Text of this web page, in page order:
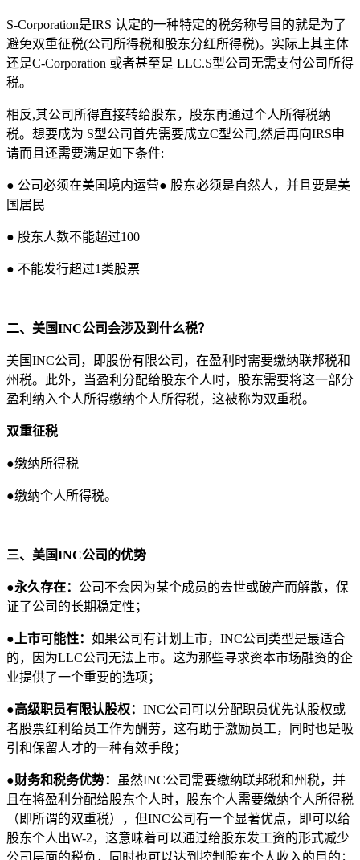
S-Corporation是IRS 认定的一种特定的税务称号目的就是为了
避免双重征税(公司所得税和股东分红所得税)。实际上其主体
还是C-Corporation 或者甚至是 LLC.S型公司无需支付公司所得
税。
相反,其公司所得直接转给股东，股东再通过个人所得税纳
税。想要成为 S型公司首先需要成立C型公司,然后再向IRS申
请而且还需要满足如下条件:
● 公司必须在美国境内运营● 股东必须是自然人，并且要是美
国居民
● 股东人数不能超过100
● 不能发行超过1类股票
二、美国INC公司会涉及到什么税？
美国INC公司，即股份有限公司，在盈利时需要缴纳联邦税和
州税。此外，当盈利分配给股东个人时，股东需要将这一部分
盈利纳入个人所得缴纳个人所得税，这被称为双重税。
双重征税
●缴纳所得税
●缴纳个人所得税。
三、美国INC公司的优势
●永久存在‌： 公司不会因为某个成员的去世或破产而解散，保
证了公司的长期稳定性‌；
●上市可能性‌： 如果公司有计划上市，INC公司类型是最适合
的，因为LLC公司无法上市。这为那些寻求资本市场融资的企
业提供了一个重要的选项‌；
●高级职员有限认股权‌： INC公司可以分配职员优先认股权或
者股票红利给员工作为酬劳，这有助于激励员工，同时也是吸
引和保留人才的一种有效手段‌；
●财务和税务优势‌：
虽然INC公司需要缴纳联邦税和州税，并
且在将盈利分配给股东个人时，股东个人需要缴纳个人所得税
（即所谓的双重税），但INC公司有一个显著优点，即可以给
股东个人出W-2，这意味着可以通过给股东发工资的形式减少
公司层面的税负，同时也可以达到控制股东个人收入的目的‌；